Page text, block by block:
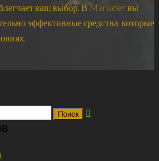
ваш выбор. В Maroder вы
эффективные средства, которые